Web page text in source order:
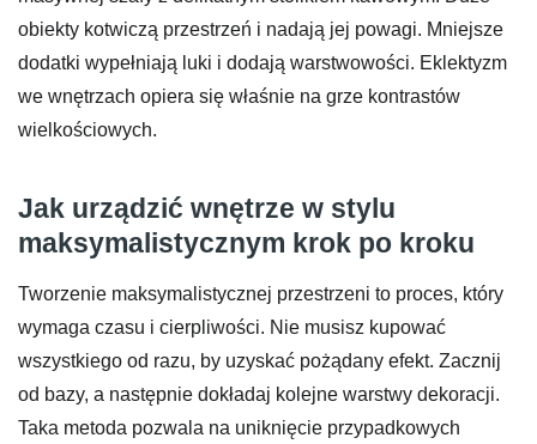
obiekty kotwiczą przestrzeń i nadają jej powagi. Mniejsze
dodatki wypełniają luki i dodają warstwowości. Eklektyzm
we wnętrzach opiera się właśnie na grze kontrastów
wielkościowych.
Jak urządzić wnętrze w stylu
maksymalistycznym krok po kroku
Tworzenie maksymalistycznej przestrzeni to proces, który
wymaga czasu i cierpliwości. Nie musisz kupować
wszystkiego od razu, by uzyskać pożądany efekt. Zacznij
od bazy, a następnie dokładaj kolejne warstwy dekoracji.
Taka metoda pozwala na uniknięcie przypadkowych